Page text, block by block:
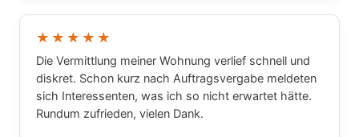
★★★★★
Die Vermittlung meiner Wohnung verlief schnell und
diskret. Schon kurz nach Auftragsvergabe meldeten
sich Interessenten, was ich so nicht erwartet hätte.
Rundum zufrieden, vielen Dank.